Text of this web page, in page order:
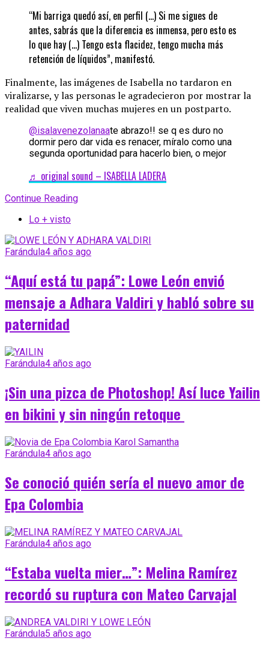
“Mi barriga quedó así, en perfil (…) Si me sigues de
antes, sabrás que la diferencia es inmensa, pero esto es
lo que hay (…) Tengo esta flacidez, tengo mucha más
retención de líquidos”, manifestó.
Finalmente, las imágenes de Isabella no tardaron en
viralizarse, y las personas le agradecieron por mostrar la
realidad que viven muchas mujeres en un postparto.
@isalavenezolanaate abrazo!! se q es duro no
dormir pero dar vida es renacer, míralo como una
segunda oportunidad para hacerlo bien, o mejor
♬ original sound – ISABELLA LADERA
Continue Reading
Lo + visto
Farándula4 años ago
“Aquí está tu papá”: Lowe León envió
mensaje a Adhara Valdiri y habló sobre su
paternidad
Farándula4 años ago
¡Sin una pizca de Photoshop! Así luce Yailin
en bikini y sin ningún retoque
Farándula4 años ago
Se conoció quién sería el nuevo amor de
Epa Colombia
Farándula4 años ago
“Estaba vuelta mier…”: Melina Ramírez
recordó su ruptura con Mateo Carvajal
Farándula5 años ago